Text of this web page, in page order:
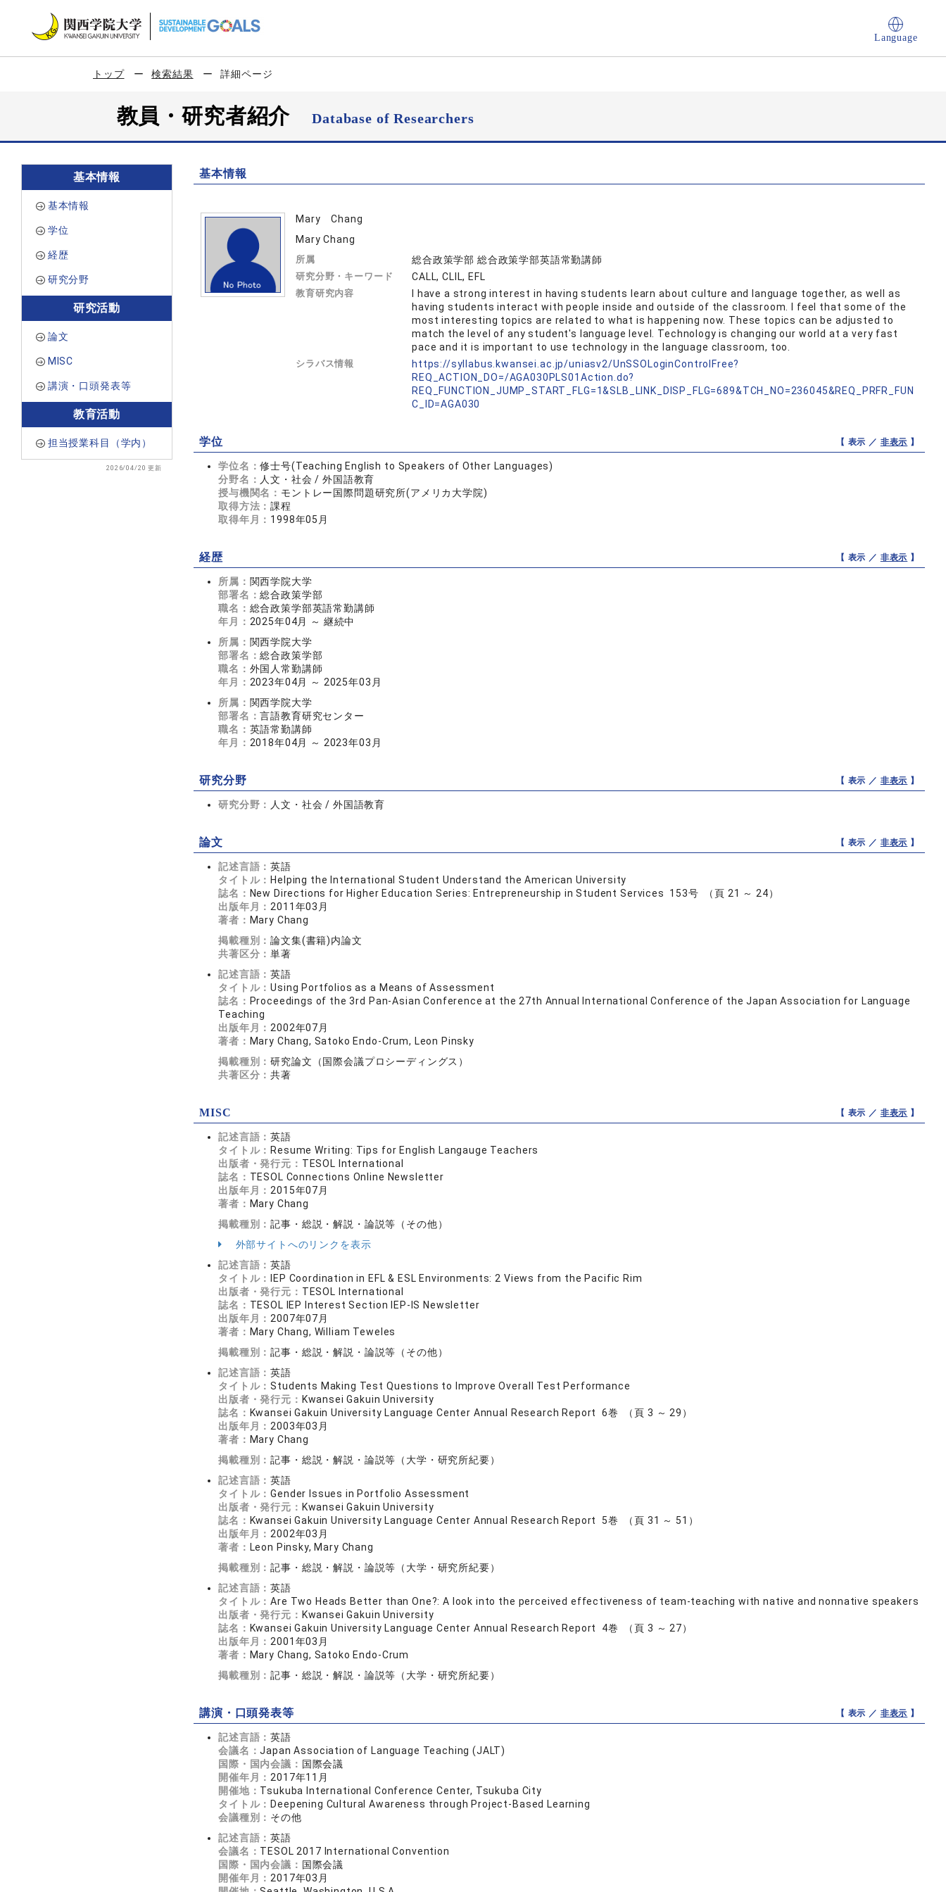
Language
トップ 検索結果 詳細ページ
教員・研究者紹介Database of Researchers
基本情報
基本情報
学位
経歴
研究分野
研究活動
論文
MISC
講演・口頭発表等
教育活動
担当授業科目（学内）
2026/04/20 更新
基本情報
Mary Chang
Mary Chang
所属 総合政策学部 総合政策学部英語常勤講師
研究分野・キーワード CALL, CLIL, EFL
教育研究内容
I have a strong interest in having students learn about culture and language together, as well as
having students interact with people inside and outside of the classroom. I feel that some of the
most interesting topics are related to what is happening now. These topics can be adjusted to
match the level of any student's language level. Technology is changing our world at a very fast
pace and it is important to use technology in the language classroom, too.
シラバス情報
https://syllabus.kwansei.ac.jp/uniasv2/UnSSOLoginControlFree?
REQ_ACTION_DO=/AGA030PLS01Action.do?
REQ_FUNCTION_JUMP_START_FLG=1&SLB_LINK_DISP_FLG=689&TCH_NO=236045&REQ_PRFR_FUN
C_ID=AGA030
学位 【 表示 ／ 非表示 】
学位名：修士号(Teaching English to Speakers of Other Languages)
分野名： 人文・社会 / 外国語教育
授与機関名： モントレー国際問題研究所(アメリカ大学院)
取得方法：課程
取得年月： 1998年05月
経歴 【 表示 ／ 非表示 】
所属： 関西学院大学
部署名：総合政策学部
職名： 総合政策学部英語常勤講師
年月： 2025年04月 ～ 継続中
所属： 関西学院大学
部署名：総合政策学部
職名： 外国人常勤講師
年月： 2023年04月 ～ 2025年03月
所属： 関西学院大学
部署名：言語教育研究センター
職名： 英語常勤講師
年月： 2018年04月 ～ 2023年03月
研究分野 【 表示 ／ 非表示 】
研究分野： 人文・社会 / 外国語教育
論文 【 表示 ／ 非表示 】
記述言語：英語
タイトル： Helping the International Student Understand the American University
誌名： New Directions for Higher Education Series: Entrepreneurship in Student Services 153号 （頁 21 ～ 24）
出版年月： 2011年03月
著者： Mary Chang
掲載種別：論文集(書籍)内論文
共著区分：単著
記述言語：英語
タイトル：Using Portfolios as a Means of Assessment
誌名： Proceedings of the 3rd Pan-Asian Conference at the 27th Annual International Conference of the Japan Association for Language
Teaching
出版年月： 2002年07月
著者： Mary Chang, Satoko Endo-Crum, Leon Pinsky
掲載種別：研究論文（国際会議プロシーディングス）
共著区分：共著
MISC 【 表示 ／ 非表示 】
記述言語：英語
タイトル： Resume Writing: Tips for English Langauge Teachers
出版者・発行元： TESOL International
誌名： TESOL Connections Online Newsletter
出版年月： 2015年07月
著者： Mary Chang
掲載種別：記事・総説・解説・論説等（その他）
外部サイトへのリンクを表示
記述言語：英語
タイトル：
IEP Coordination in EFL & ESL Environments: 2 Views from the Pacific Rim
出版者・発行元： TESOL International
誌名： TESOL IEP Interest Section IEP-IS Newsletter
出版年月： 2007年07月
著者： Mary Chang, William Teweles
掲載種別：記事・総説・解説・論説等（その他）
記述言語：英語
タイトル：Students Making Test Questions to Improve Overall Test Performance
出版者・発行元： Kwansei Gakuin University
誌名： Kwansei Gakuin University Language Center Annual Research Report 6巻 （頁 3 ～ 29）
出版年月： 2003年03月
著者： Mary Chang
掲載種別：記事・総説・解説・論説等（大学・研究所紀要）
記述言語：英語
タイトル：Gender Issues in Portfolio Assessment
出版者・発行元： Kwansei Gakuin University
誌名： Kwansei Gakuin University Language Center Annual Research Report 5巻 （頁 31 ～ 51）
出版年月： 2002年03月
著者： Leon Pinsky, Mary Chang
掲載種別：記事・総説・解説・論説等（大学・研究所紀要）
記述言語：英語
タイトル：Are Two Heads Better than One?: A look into the perceived effectiveness of team-teaching with native and nonnative speakers
出版者・発行元： Kwansei Gakuin University
誌名： Kwansei Gakuin University Language Center Annual Research Report 4巻 （頁 3 ～ 27）
出版年月： 2001年03月
著者： Mary Chang, Satoko Endo-Crum
掲載種別：記事・総説・解説・論説等（大学・研究所紀要）
講演・口頭発表等 【 表示 ／ 非表示 】
記述言語：英語
会議名：Japan Association of Language Teaching (JALT)
国際・国内会議： 国際会議
開催年月： 2017年11月
開催地： Tsukuba International Conference Center, Tsukuba City
タイトル： Deepening Cultural Awareness through Project-Based Learning
会議種別： その他
記述言語：英語
会議名： TESOL 2017 International Convention
国際・国内会議： 国際会議
開催年月： 2017年03月